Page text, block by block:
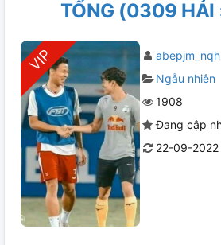
TỔNG (0309 HẢI
abepjm_nqh
Ngẫu nhiên
1908
Đang cập
22-09-2022